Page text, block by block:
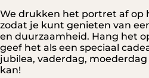
We drukken het portret af op
zodat je kunt genieten van
en duurzaamheid. Hang het
geef het als een speciaal
jubilea, vaderdag,
kan!